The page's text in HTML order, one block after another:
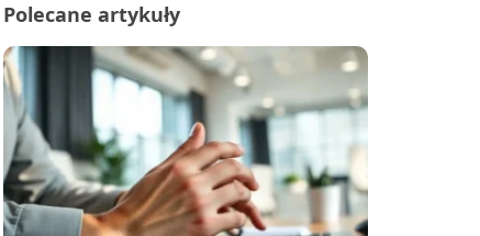
Polecane artykuły